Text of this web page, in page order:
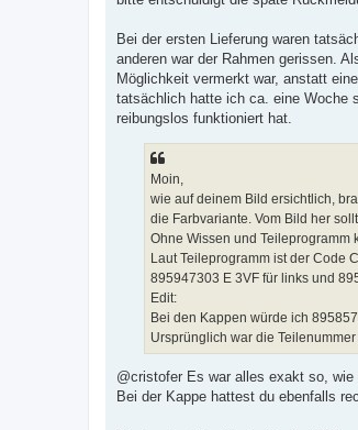
Bei der ersten Lieferung waren
anderen war der Rahmen gerissen.
Möglichkeit vermerkt war, anstatt
tatsächlich hatte ich ca. eine Woche
reibungslos funktioniert hat.
Moin,
wie auf deinem Bild ersichtlich,
die Farbvariante. Vom Bild her
Ohne Wissen und Teileprogramm
Laut Teileprogramm ist der Code
895947303 E 3VF für links und
Edit:
Bei den Kappen würde ich
Ursprünglich war die
@cristofer Es war alles exakt so,
Bei der Kappe hattest du ebenfalls